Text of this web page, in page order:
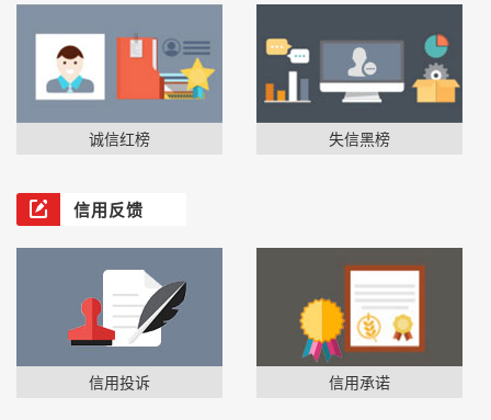
诚信红榜 失信黑榜
信用反馈
信用投诉 信用承诺